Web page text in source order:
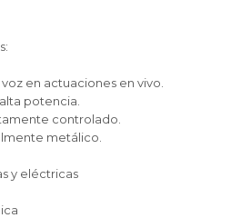
en actuaciones en vivo.
potencia.
controlado.
metálico.
y eléctricas